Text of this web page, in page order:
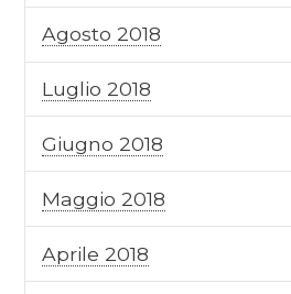
Agosto 2018
Luglio 2018
Giugno 2018
Maggio 2018
Aprile 2018